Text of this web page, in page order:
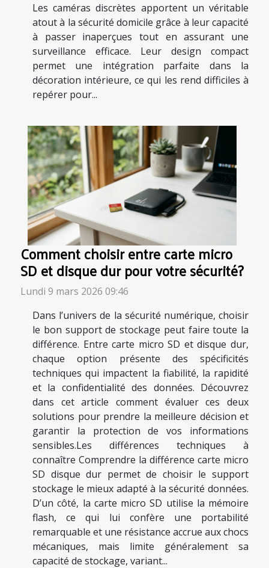
Les caméras discrètes apportent un véritable
atout à la sécurité domicile grâce à leur capacité
à passer inaperçues tout en assurant une
surveillance efficace. Leur design compact
permet une intégration parfaite dans la
décoration intérieure, ce qui les rend difficiles à
repérer pour...
Comment choisir entre carte micro
SD et disque dur pour votre sécurité?
Lundi 9 mars 2026 09:46
Dans l’univers de la sécurité numérique, choisir
le bon support de stockage peut faire toute la
différence. Entre carte micro SD et disque dur,
chaque option présente des spécificités
techniques qui impactent la fiabilité, la rapidité
et la confidentialité des données. Découvrez
dans cet article comment évaluer ces deux
solutions pour prendre la meilleure décision et
garantir la protection de vos informations
sensibles.Les différences techniques à
connaître Comprendre la différence carte micro
SD disque dur permet de choisir le support
stockage le mieux adapté à la sécurité données.
D’un côté, la carte micro SD utilise la mémoire
flash, ce qui lui confère une portabilité
remarquable et une résistance accrue aux chocs
mécaniques, mais limite généralement sa
capacité de stockage, variant...